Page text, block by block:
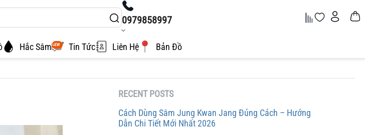
0979858997
Hắc Sâm NEW Tin Tức Liên Hệ Bản Đồ
RECENT POSTS
Cách Dùng Sâm Jung Kwan Jang Đúng Cách – Hướng
Dẫn Chi Tiết Mới Nhất 2026